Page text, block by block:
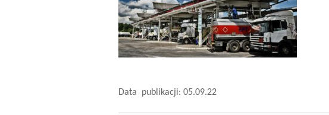
Data publikacji: 05.09.22